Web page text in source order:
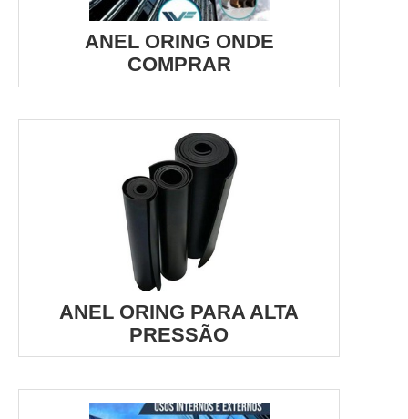
ANEL ORING ONDE
COMPRAR
ANEL ORING PARA ALTA
PRESSÃO